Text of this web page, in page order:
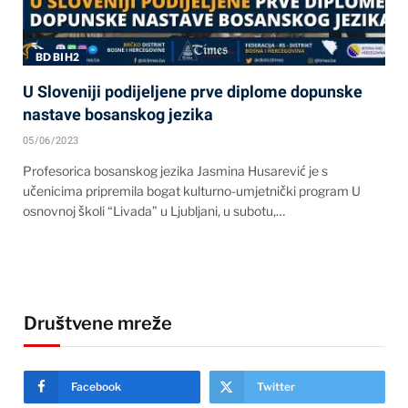
BD BIH2
U Sloveniji podijeljene prve diplome dopunske
nastave bosanskog jezika
05/06/2023
Profesorica bosanskog jezika Jasmina Husarević je s
učenicima pripremila bogat kulturno-umjetnički program U
osnovnoj školi “Livada” u Ljubljani, u subotu,…
Društvene mreže
Facebook Twitter